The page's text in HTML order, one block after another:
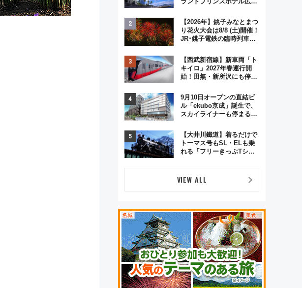
ジュアルパーティープラン
【2026年】銚子みなとまつ
り花火大会は8/8 (土)開催！
JR･銚子電鉄の臨時列車や
く8,000発の大迫力＆屋台
を満喫
【西武新宿線】新車両「ト
キイロ」2027年春運行開
始！田無・新所沢にも停
弾」も
9月10日オープンの直結ビ
ル「ekubo京成」誕生で、
スカイライナーも停まる巨
変わる？ 全テナント情報も
公開！
【大井川鐵道】着るだけで
トーマス号もSL・ELも乗
れる「フリーきっぷTシャ
VIEW ALL